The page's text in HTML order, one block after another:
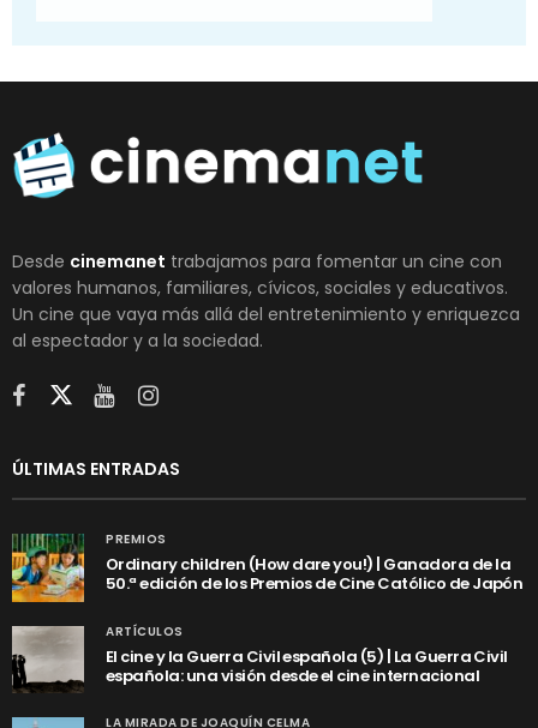
Desde cinemanet trabajamos para fomentar un cine con
valores humanos, familiares, cívicos, sociales y educativos.
Un cine que vaya más allá del entretenimiento y enriquezca
al espectador y a la sociedad.
ÚLTIMAS ENTRADAS
PREMIOS
Ordinary children (How dare you!) | Ganadora de la
50.ª edición de los Premios de Cine Católico de Japón
ARTÍCULOS
El cine y la Guerra Civil española (5) | La Guerra Civil
española: una visión desde el cine internacional
LA MIRADA DE JOAQUÍN CELMA